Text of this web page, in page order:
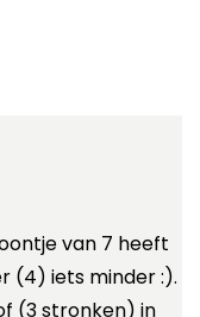
van 7 heeft
(4) iets minder :).
(3 stronken) in